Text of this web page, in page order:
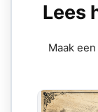
Lees
Maak